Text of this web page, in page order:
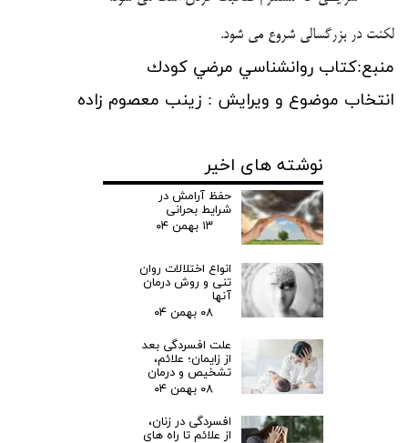
لکنت در بزرگسالی شروع می شود.
منبع:كتاب روانشناسي مرضي كودك
انتخاب موضوع و ویرایش : زينب معصوم زاده
نوشته های اخیر
حفظ آرامش در
شرایط بحرانی
۱۳ بهمن ۰۴
انواع اختلالات روان
تنی و روش درمان
آنها
۰۸ بهمن ۰۴
علت افسردگی بعد
از زایمان؛ علائم،
تشخیص و درمان
۰۸ بهمن ۰۴
افسردگی در زنان،
از علائم تا راه های